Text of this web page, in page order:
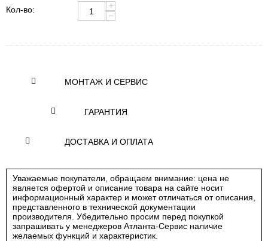
Кол-во:
+
−
МОНТАЖ И СЕРВИС
ГАРАНТИЯ
ДОСТАВКА И ОПЛАТА
Уважаемые покупатели, обращаем внимание: цена не
является офертой и описание товара на сайте носит
информационный характер и может отличаться от описания,
представленного в технической документации
производителя. Убедительно просим перед покупкой
запрашивать у менеджеров Атланта-Сервис наличие
желаемых функций и характеристик.